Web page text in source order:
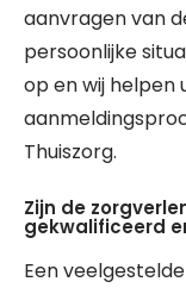
aanvragen van
persoonlijke
op en wij
Thuiszorg.
Zijn de
gekwalificeerd
Een